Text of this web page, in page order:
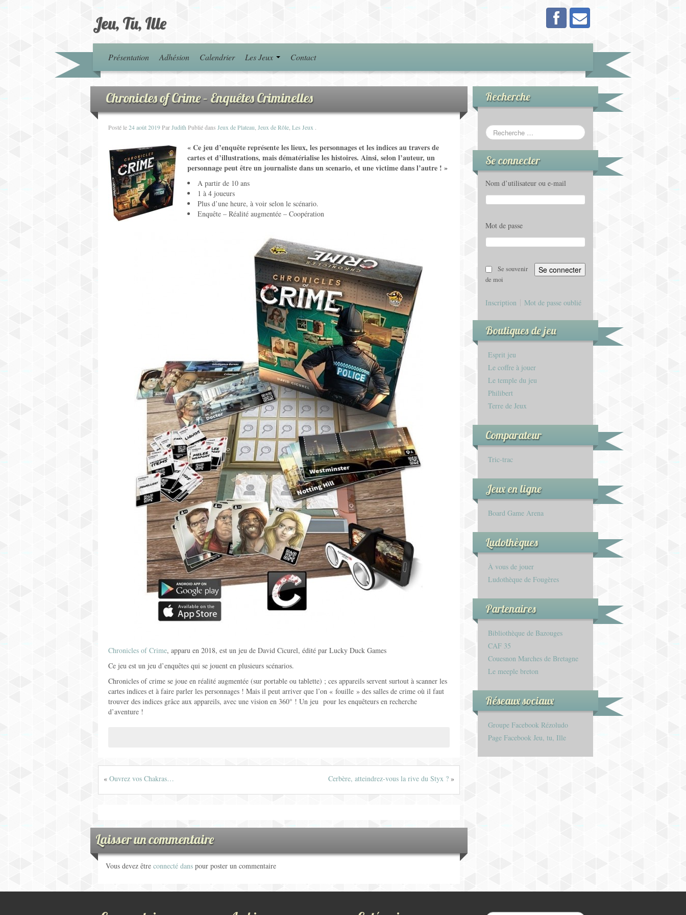
Jeu, Tu, Ille
Présentation Adhésion Calendrier Les Jeux Contact
Chronicles of Crime – Enquêtes Criminelles
Posté le24 août 2019ParJudith Publié dans Jeux de Plateau Jeux de Rôle Les Jeux
« Ce jeu d’enquête représente les lieux, les personnages et les indices au travers de
cartes et d’illustrations, mais dématérialise les histoires. Ainsi, selon l’auteur, un
personnage peut être un journaliste dans un scenario, et une victime dans l’autre ! »
A partir de 10 ans
1 à 4 joueurs
Plus d’une heure, à voir selon le scénario.
Enquête – Réalité augmentée – Coopération
Chronicles of Crime, apparu en 2018, est un jeu de David Cicurel, édité par Lucky Duck Games
Ce jeu est un jeu d’enquêtes qui se jouent en plusieurs scénarios.
Chronicles of crime se joue en réalité augmentée (sur portable ou tablette) ; ces appareils servent surtout à scanner les
cartes indices et à faire parler les personnages ! Mais il peut arriver que l’on « fouille » des salles de crime où il faut
trouver des indices grâce aux appareils, avec une vision en 360° ! Un jeu pour les enquêteurs en recherche
d’aventure !
« Ouvrez vos Chakras… Cerbère, atteindrez-vous la rive du Styx ?»
Laisser un commentaire
Vous devez être connecté dans pour poster un commentaire
Recherche
Se connecter
Nom d’utilisateur ou e-mail
Mot de passe
Se souvenir
de moi
Inscription Mot de passe oublié
Boutiques de jeu
Esprit jeu
Le coffre à jouer
Le temple du jeu
Philibert
Terre de Jeux
Comparateur
Tric-trac
Jeux en ligne
Board Game Arena
Ludothèques
À vous de jouer
Ludothèque de Fougères
Partenaires
Bibliothèque de Bazouges
CAF 35
Couesnon Marches de Bretagne
Le meeple breton
Réseaux sociaux
Groupe Facebook Rézoludo
Page Facebook Jeu, tu, Ille